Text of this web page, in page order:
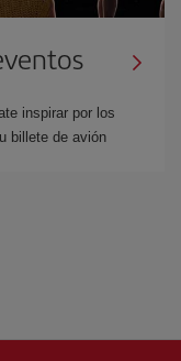
inspirar por los
billete de avión